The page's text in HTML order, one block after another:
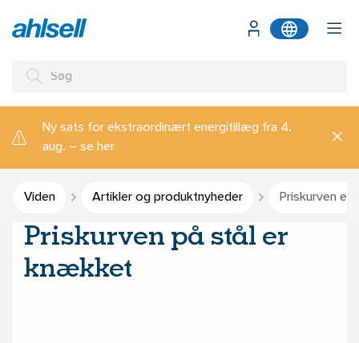
Ny sats for ekstraordinært energitillæg fra 4.
aug. – se her
Viden Artikler og produktnyheder Priskurven er
Priskurven på stål er
knækket